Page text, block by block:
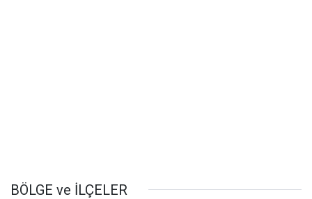
BÖLGE ve İLÇELER